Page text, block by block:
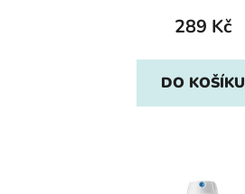
289 Kč
DO KOŠÍKU